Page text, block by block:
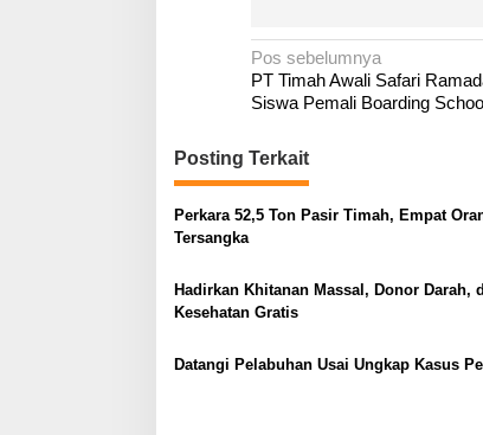
N
a
i
g
a
i
p
s
Pos sebelumnya
PT Timah Awali Safari
Siswa Pemali Boarding
Posting Terkait
Perkara 52,5 Ton Pasir Timah, Empat
Tersangka
Hadirkan Khitanan Massal, Donor Darah,
Kesehatan Gratis
Datangi Pelabuhan Usai Ungkap Kasus